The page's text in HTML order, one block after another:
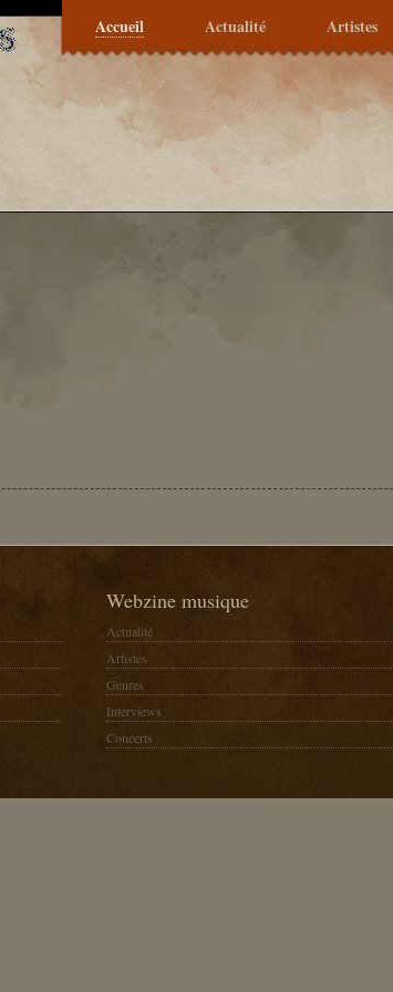
Accueil Actualité Artistes
Webzine musique
Actualité
Artistes
Genres
Interviews
Concerts